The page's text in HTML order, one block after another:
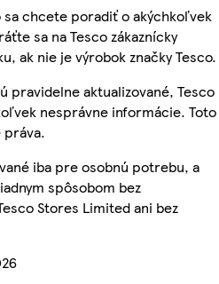
sa chcete poradiť o akýchkoľvek
sa na Tesco zákaznícky
ak nie je výrobok značky Tesco.
pravidelne aktualizované, Tesco
nesprávne informácie. Toto
práva.
iba pre osobnú potrebu, a
spôsobom bez
Stores Limited ani bez